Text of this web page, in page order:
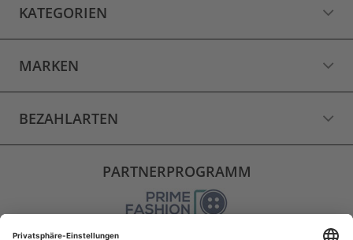
KATEGORIEN
MARKEN
BEZAHLARTEN
PARTNERPROGRAMM